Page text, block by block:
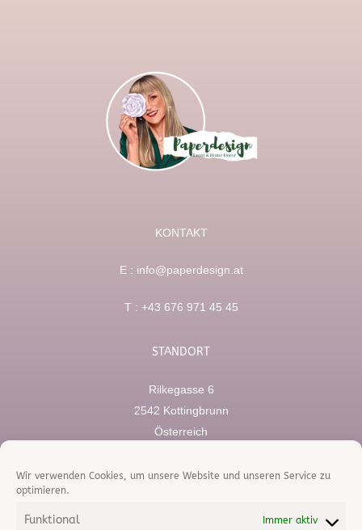
Wir verwenden Cookies, um unsere Website und unseren Service zu
optimieren.
Funktional Immer aktiv
KONTAKT
E : info@paperdesign.at
T : +43 676 971 45 45
STANDORT
Rilkegasse 6
2542 Kottingbrunn
Österreich
RECHTLICHES